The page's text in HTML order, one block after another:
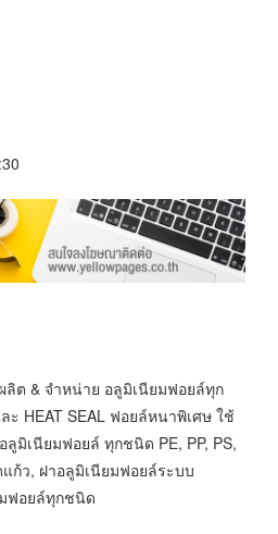
ต & จำหน่าย อลูมิเนียมฟอยล์ทุก
ะ HEAT SEAL ฟอยล์หนาพิเศษ ใช้
ลูมิเนียมฟอยล์ ทุกชนิด PE, PP, PS,
แก้ว, ฝาอลูมิเนียมฟอยล์ระบบ
ฟอยล์ทุกชนิด